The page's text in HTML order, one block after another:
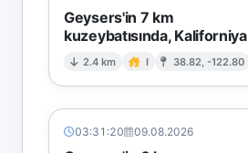
Geysers'in 7 km
kuzeybatısında, Kaliforniya
2.4 km I 38.82, -122.80
03:31:20 09.08.2026